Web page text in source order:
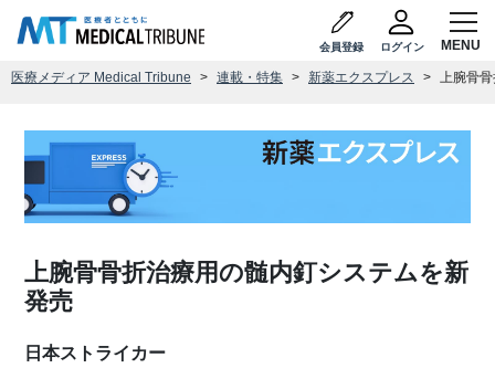
会員登録 ログイン
医療メディア Medical Tribune 連載・特集 新薬エクスプレス 上腕骨
上腕骨骨折治療用の髄内釘システムを新
発売
日本ストライカー